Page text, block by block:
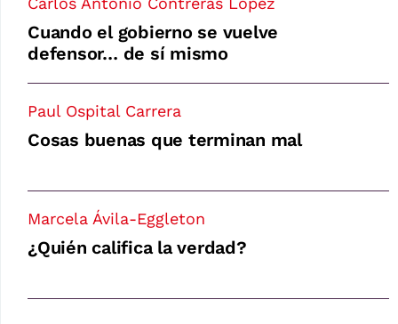
Cuando el gobierno se vuelve
defensor… de sí mismo
Paul Ospital Carrera
Cosas buenas que terminan mal
Marcela Ávila-Eggleton
¿Quién califica la verdad?